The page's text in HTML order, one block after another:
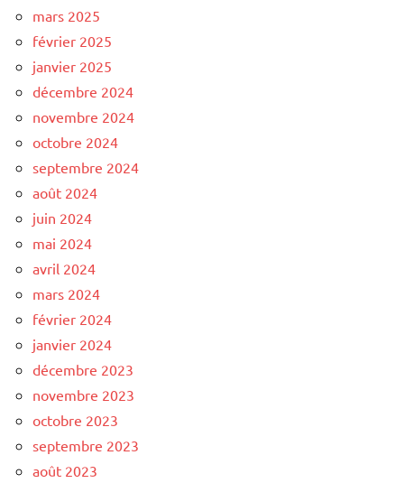
mars 2025
février 2025
janvier 2025
décembre 2024
novembre 2024
octobre 2024
septembre 2024
août 2024
juin 2024
mai 2024
avril 2024
mars 2024
février 2024
janvier 2024
décembre 2023
novembre 2023
octobre 2023
septembre 2023
août 2023